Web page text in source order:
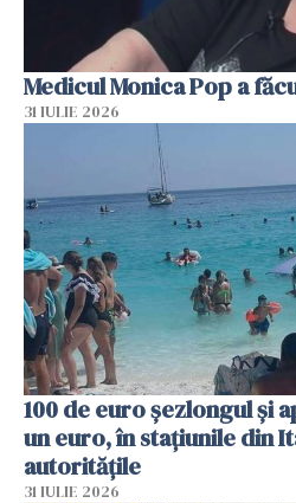
Medicul Monica Pop a
31 IULIE 2026
100 de euro șezlongul și
un euro, în stațiunile din
autoritățile
31 IULIE 2026